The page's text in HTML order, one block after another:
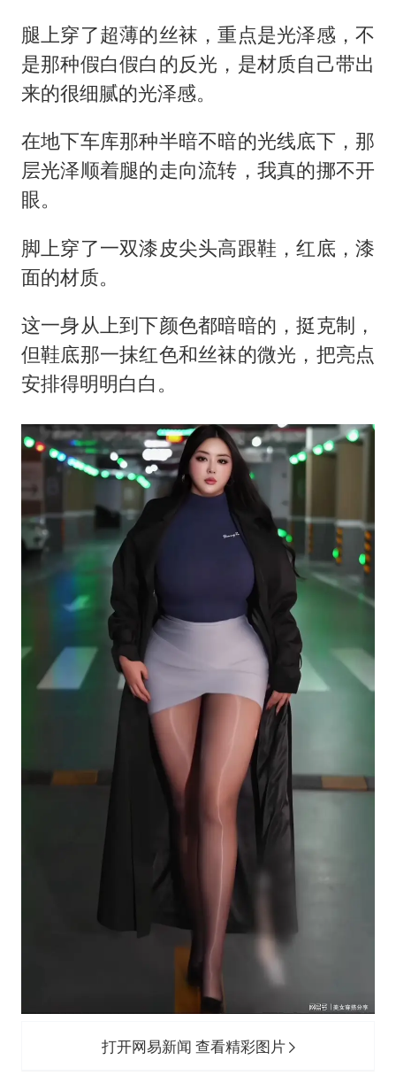
腿上穿了超薄的丝袜，重点是光泽感，不
是那种假白假白的反光，是材质自己带出
来的很细腻的光泽感。
在地下车库那种半暗不暗的光线底下，那
层光泽顺着腿的走向流转，我真的挪不开
眼。
脚上穿了一双漆皮尖头高跟鞋，红底，漆
面的材质。
这一身从上到下颜色都暗暗的，挺克制，
但鞋底那一抹红色和丝袜的微光，把亮点
安排得明明白白。
打开网易新闻 查看精彩图片